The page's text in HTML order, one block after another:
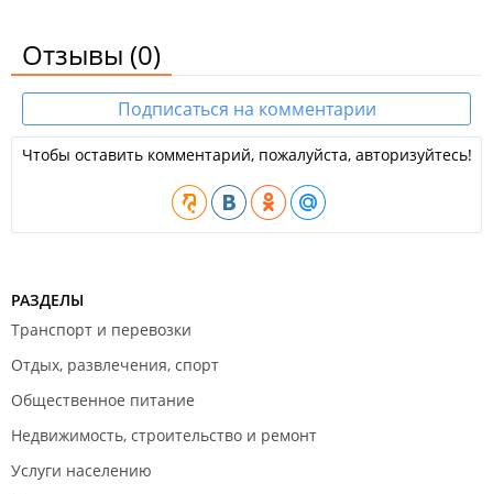
поликлиника. Откроются кафе, магазины и бытовые
сервисы.
Масштабный жилой проект на Нейбута строится с
опережением графика​.
Отзывы (0)
Подписаться на комментарии
Чтобы оставить комментарий, пожалуйста, авторизуйтесь!
РАЗДЕЛЫ
Транспорт и перевозки
Отдых, развлечения, спорт
Общественное питание
Недвижимость, строительство и ремонт
Услуги населению